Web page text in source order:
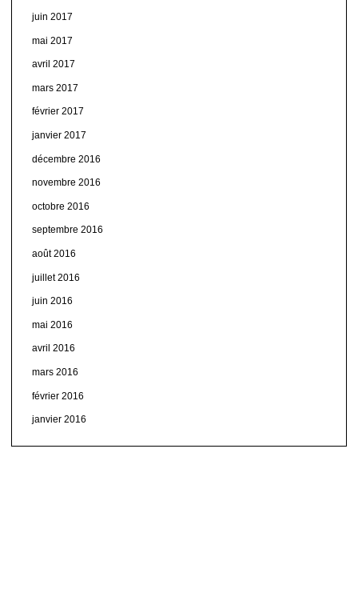
juin 2017
mai 2017
avril 2017
mars 2017
février 2017
janvier 2017
décembre 2016
novembre 2016
octobre 2016
septembre 2016
août 2016
juillet 2016
juin 2016
mai 2016
avril 2016
mars 2016
février 2016
janvier 2016